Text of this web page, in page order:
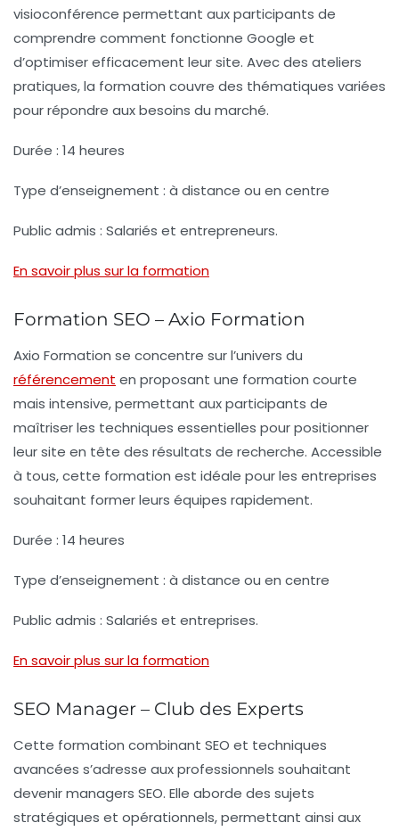
visioconférence permettant aux participants de
comprendre comment fonctionne Google et
d’optimiser efficacement leur site. Avec des ateliers
pratiques, la formation couvre des thématiques variées
pour répondre aux besoins du marché.
Durée : 14 heures
Type d’enseignement : à distance ou en centre
Public admis : Salariés et entrepreneurs.
En savoir plus sur la formation
Formation SEO – Axio Formation
Axio Formation se concentre sur l’univers du
référencement en proposant une formation courte
mais intensive, permettant aux participants de
maîtriser les techniques essentielles pour positionner
leur site en tête des résultats de recherche. Accessible
à tous, cette formation est idéale pour les entreprises
souhaitant former leurs équipes rapidement.
Durée : 14 heures
Type d’enseignement : à distance ou en centre
Public admis : Salariés et entreprises.
En savoir plus sur la formation
SEO Manager – Club des Experts
Cette formation combinant SEO et techniques
avancées s’adresse aux professionnels souhaitant
devenirmanagers SEO. Elle aborde des sujets
stratégiques et opérationnels, permettant ainsi aux